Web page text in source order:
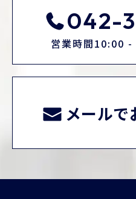
042-
営業時間10:00
メール